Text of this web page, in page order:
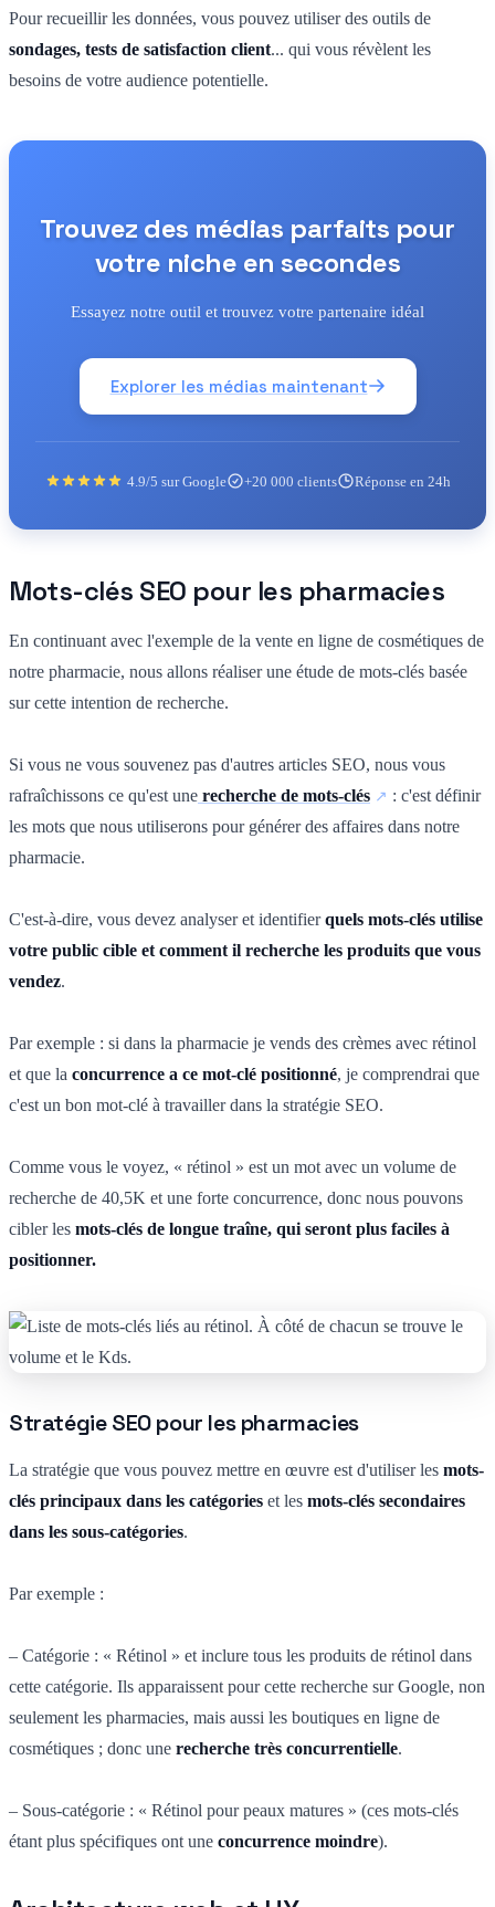
Pour recueillir les données, vous pouvez utiliser des outils de
sondages, tests de satisfaction client... qui vous révèlent les
besoins de votre audience potentielle.
Trouvez des médias parfaits pour
votre niche en secondes
Essayez notre outil et trouvez votre partenaire idéal
Explorer les médias maintenant
4.9/5 sur Google +20 000 clients Réponse en 24h
Mots-clés SEO pour les pharmacies
En continuant avec l'exemple de la vente en ligne de cosmétiques de
notre pharmacie, nous allons réaliser une étude de mots-clés basée
sur cette intention de recherche.
Si vous ne vous souvenez pas d'autres articles SEO, nous vous
rafraîchissons ce qu'est une recherche de mots-clés
: c'est définir
les mots que nous utiliserons pour générer des affaires dans notre
pharmacie.
C'est-à-dire, vous devez analyser et identifierquels mots-clés utilise
votre public cible et comment il recherche les produits que vous
vendez.
Par exemple : si dans la pharmacie je vends des crèmes avec rétinol
et que la concurrence a ce mot-clé positionné, je comprendrai que
c'est un bon mot-clé à travailler dans la stratégie SEO.
Comme vous le voyez, « rétinol » est un mot avec un volume de
recherche de 40,5K et une forte concurrence, donc nous pouvons
cibler les mots-clés de longue traîne, qui seront plus faciles à
positionner.
Stratégie SEO pour les pharmacies
La stratégie que vous pouvez mettre en œuvre est d'utiliser les mots-
clés principaux dans les catégories et les mots-clés secondaires
dans les sous-catégories.
Par exemple :
– Catégorie : « Rétinol » et inclure tous les produits de rétinol dans
cette catégorie. Ils apparaissent pour cette recherche sur Google, non
seulement les pharmacies, mais aussi les boutiques en ligne de
cosmétiques ; donc une recherche très concurrentielle.
– Sous-catégorie : « Rétinol pour peaux matures » (ces mots-clés
étant plus spécifiques ont une concurrence moindre).